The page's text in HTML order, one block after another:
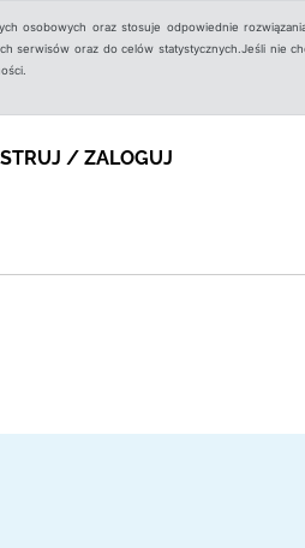
osobowych oraz stosuje odpowiednie
serwisów oraz do celów statystycznych.Jeśli nie
/ ZALOGUJ